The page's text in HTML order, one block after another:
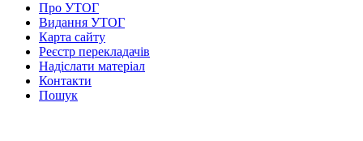
Про УТОГ
Видання УТОГ
Карта сайту
Реєстр перекладачів
Надіслати матеріал
Контакти
Пошук